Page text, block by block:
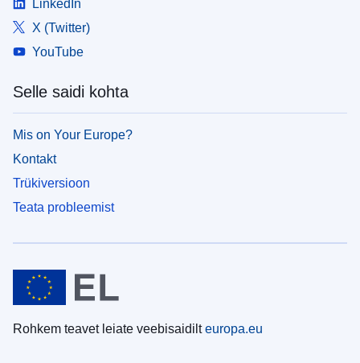
LinkedIn
X (Twitter)
YouTube
Selle saidi kohta
Mis on Your Europe?
Kontakt
Trükiversioon
Teata probleemist
Rohkem teavet leiate veebisaidilteuropa.eu